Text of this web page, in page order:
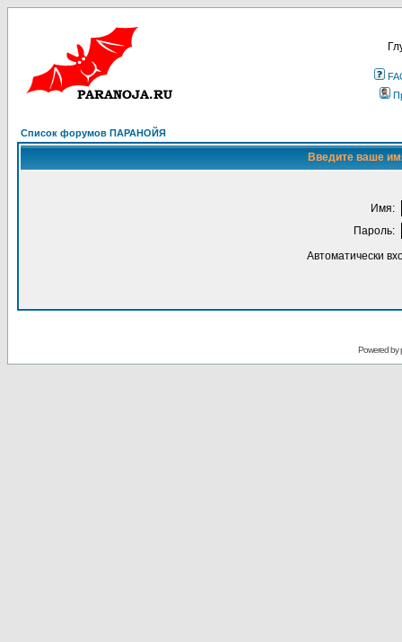
Список форумов ПАРАНОЙЯ
Введите ваше
Имя:
Пароль:
Автоматически
Powered by